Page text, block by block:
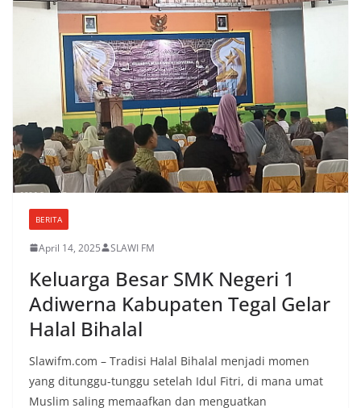
BERITA
April 14, 2025 SLAWI FM
Keluarga Besar SMK Negeri 1
Adiwerna Kabupaten Tegal Gelar
Halal Bihalal
Slawifm.com – Tradisi Halal Bihalal menjadi momen
yang ditunggu-tunggu setelah Idul Fitri, di mana umat
Muslim saling memaafkan dan menguatkan